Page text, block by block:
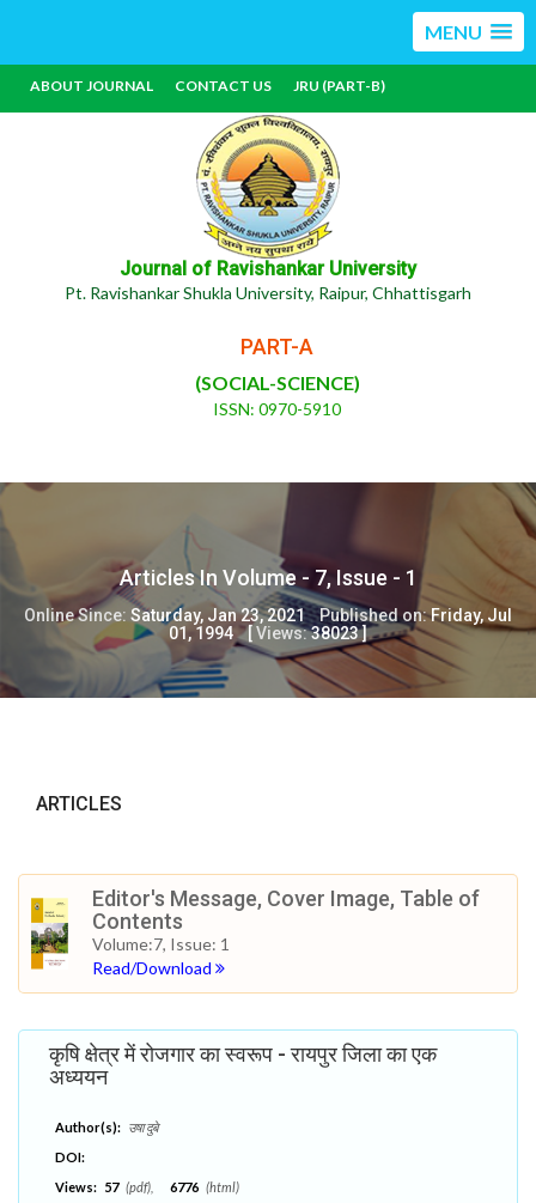
MENU
ABOUT JOURNAL CONTACT US JRU (PART-B)
Journal of Ravishankar University
Pt. Ravishankar Shukla University, Raipur, Chhattisgarh
PART-A
(SOCIAL-SCIENCE)
ISSN: 0970-5910
Articles In Volume - 7, Issue - 1
Online Since: Saturday, Jan 23, 2021 Published on:Friday, Jul
01, 1994 [Views:38023]
ARTICLES
Editor's Message, Cover Image, Table of
Contents
Volume:7, Issue: 1
Read/Download
कृषि क्षेत्र में रोजगार का स्वरूप - रायपुर जिला का एक
अध्ययन
Author(s): उषा दुबे
DOI:
Views: 57 (pdf), 6776 (html)